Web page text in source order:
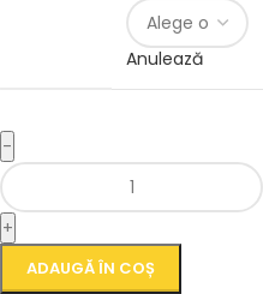
Anulează
-
+
ADAUGĂ ÎN COȘ